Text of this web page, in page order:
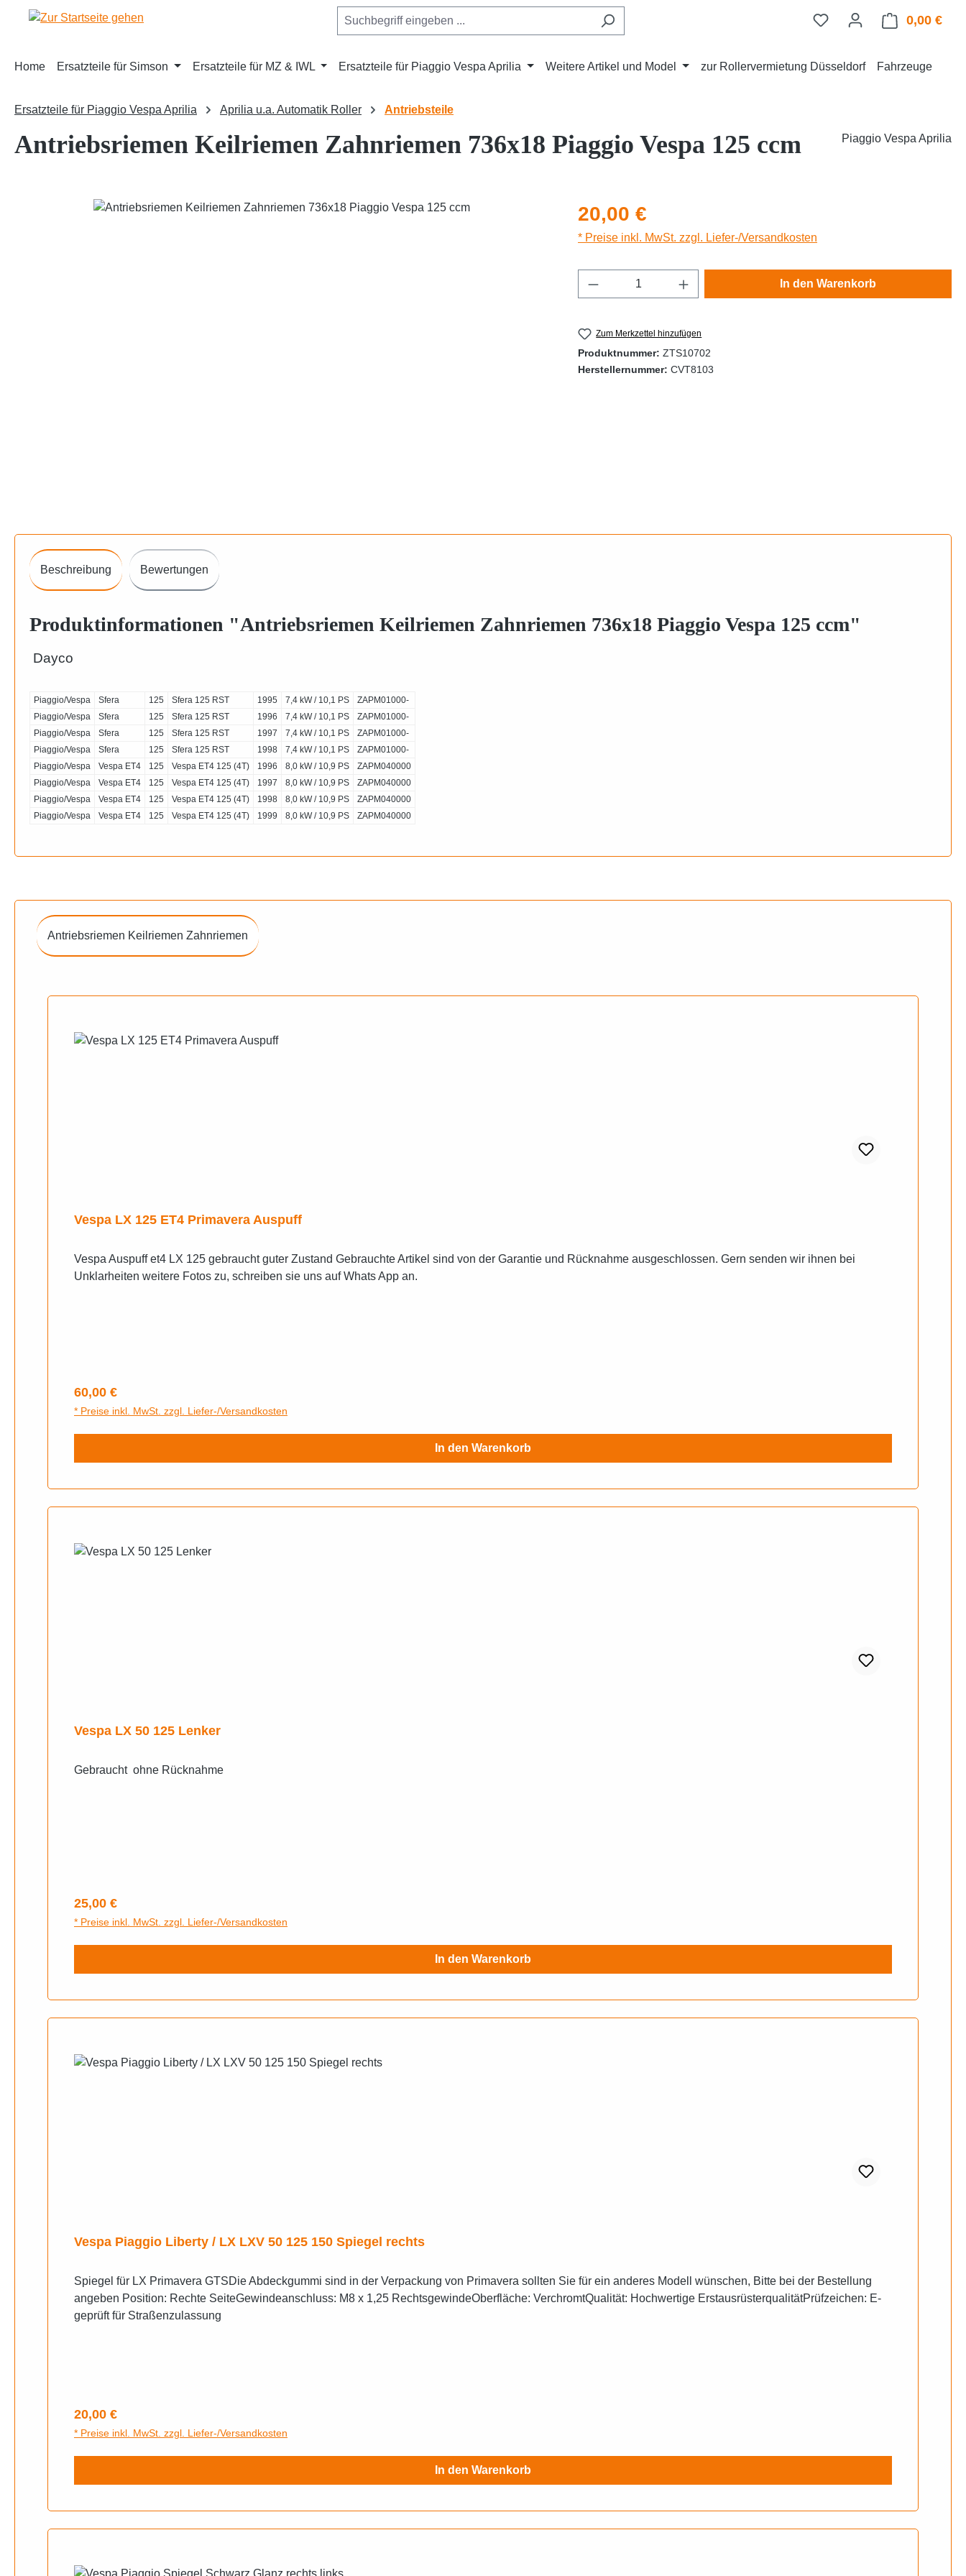
Hauptinhalt springen
Zur Suche springen
Zur Hauptnavigation springen 0,00 €
Home Ersatzteile für Simson Ersatzteile für MZ & IWL Ersatzteile für Piaggio Vespa Aprilia Weitere Artikel und Model zur Rollervermietung Düsseldorf Fahrzeuge
Ersatzteile für Piaggio Vespa Aprilia Aprilia u.a. Automatik Roller Antriebsteile
Antriebsriemen Keilriemen Zahnriemen 736x18 Piaggio Vespa 125 ccm Piaggio Vespa Aprilia
Bildergalerie überspringen Regulärer Preis:
20,00 €
* Preise inkl. MwSt. zzgl. Liefer-/Versandkosten
Produkt Anzahl: Gib den gewünschten Wert ein
In den Warenkorb
Zum Merkzettel hinzufügen
Produktnummer: ZTS10702
Herstellernummer: CVT8103
Beschreibung Bewertungen
Produktinformationen "Antriebsriemen Keilriemen Zahnriemen 736x18 Piaggio Vespa 125 ccm"
Dayco
Piaggio/Vespa Sfera 125 Sfera 125 RST 1995 7,4 kW / 10,1 PS
ZAPM01000-
Piaggio/Vespa
Sfera 125 Sfera 125 RST 1996 7,4 kW / 10,1 PS
ZAPM01000-
Piaggio/Vespa
Sfera 125 Sfera 125 RST 1997 7,4 kW / 10,1 PS
ZAPM01000-
Piaggio/Vespa
Sfera 125 Sfera 125 RST 1998 7,4 kW / 10,1 PS
ZAPM01000-
Piaggio/Vespa
Vespa ET4 125 Vespa ET4 125 (4T) 1996 8,0 kW / 10,9 PS
ZAPM040000
Piaggio/Vespa
Vespa ET4 125 Vespa ET4 125 (4T) 1997 8,0 kW / 10,9 PS
ZAPM040000
Piaggio/Vespa
Vespa ET4 125 Vespa ET4 125 (4T) 1998 8,0 kW / 10,9 PS
ZAPM040000
Piaggio/Vespa
Vespa ET4 125 Vespa ET4 125 (4T) 1999 8,0 kW / 10,9 PS ZAPM040000
Antriebsriemen Keilriemen Zahnriemen
Vespa LX 125 ET4 Primavera Auspuff
Vespa Auspuff et4 LX 125 gebraucht guter Zustand Gebrauchte Artikel sind von der Garantie und Rücknahme ausgeschlossen. Gern senden wir ihnen bei
Unklarheiten weitere Fotos zu, schreiben sie uns auf Whats App an.
Regulärer Preis:
60,00 €
* Preise inkl. MwSt. zzgl. Liefer-/Versandkosten
In den Warenkorb
Vespa LX 50 125 Lenker
Gebraucht ohne Rücknahme
Regulärer Preis:
25,00 €
* Preise inkl. MwSt. zzgl. Liefer-/Versandkosten
In den Warenkorb
Vespa Piaggio Liberty / LX LXV 50 125 150 Spiegel rechts
Spiegel für LX Primavera GTSDie Abdeckgummi sind in der Verpackung von Primavera sollten Sie für ein anderes Modell wünschen, Bitte bei der Bestellung
angeben Position: Rechte SeiteGewindeanschluss: M8 x 1,25 RechtsgewindeOberfläche: VerchromtQualität: Hochwertige ErstausrüsterqualitätPrüfzeichen: E-
geprüft für Straßenzulassung
Regulärer Preis:
20,00 €
* Preise inkl. MwSt. zzgl. Liefer-/Versandkosten
In den Warenkorb